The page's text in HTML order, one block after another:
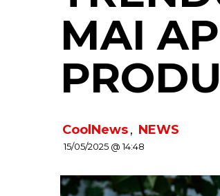
MAI
CoolNews, NEWS
15/05/2025 @ 14:48